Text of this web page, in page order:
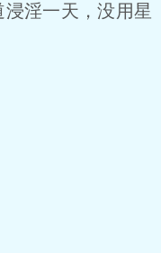
淫一天，没用星